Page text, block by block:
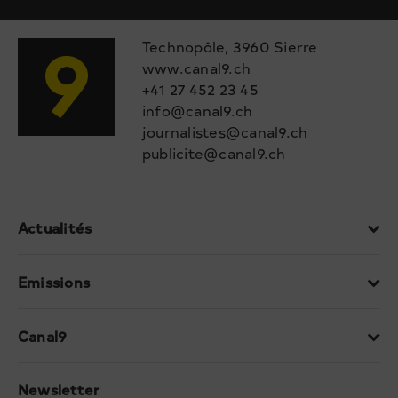
Technopôle, 3960 Sierre
www.canal9.ch
+41 27 452 23 45
info@canal9.ch
journalistes@canal9.ch
publicite@canal9.ch
Actualités
Emissions
Canal9
Newsletter